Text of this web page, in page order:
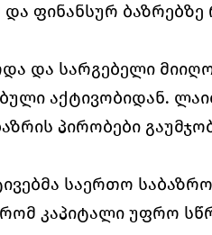
და ფინანსურ
და სარგებელი
აქტივობიდან.
პირობები
საერთო
კაპიტალი უფრო